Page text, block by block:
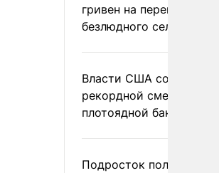
гривен на
безлюдного села
Власти США сообщили
рекордной смертности
плотоядной бактерии
Подросток получил